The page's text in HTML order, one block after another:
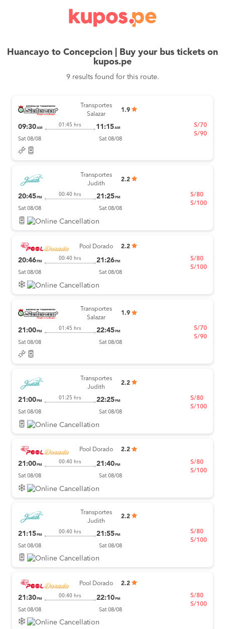
Huancayo to Concepcion | Buy your bus tickets on
kupos.pe
9 results found for this route.
Transportes
Salazar
1.9
09:30AM
01:45 hrs 11:15AM
Sat 08/08 Sat 08/08
S/70
S/90
Transportes
Judith
2.2
20:45 PM
00:40 hrs 21:25 PM
Sat 08/08 Sat 08/08
S/80
S/100
Pool Dorado 2.2
20:46PM
00:40 hrs 21:26PM
Sat 08/08 Sat 08/08
S/80
S/100
Transportes
Salazar
1.9
21:00 PM
01:45 hrs 22:45 PM
Sat 08/08 Sat 08/08
S/70
S/90
Transportes
Judith
2.2
21:00 PM
01:25 hrs 22:25 PM
Sat 08/08 Sat 08/08
S/80
S/100
Pool Dorado 2.2
21:00 PM
00:40 hrs 21:40 PM
Sat 08/08 Sat 08/08
S/80
S/100
Transportes
Judith
2.2
21:15 PM
00:40 hrs 21:55 PM
Sat 08/08 Sat 08/08
S/80
S/100
Pool Dorado 2.2
21:30 PM
00:40 hrs 22:10 PM
Sat 08/08 Sat 08/08
S/80
S/100